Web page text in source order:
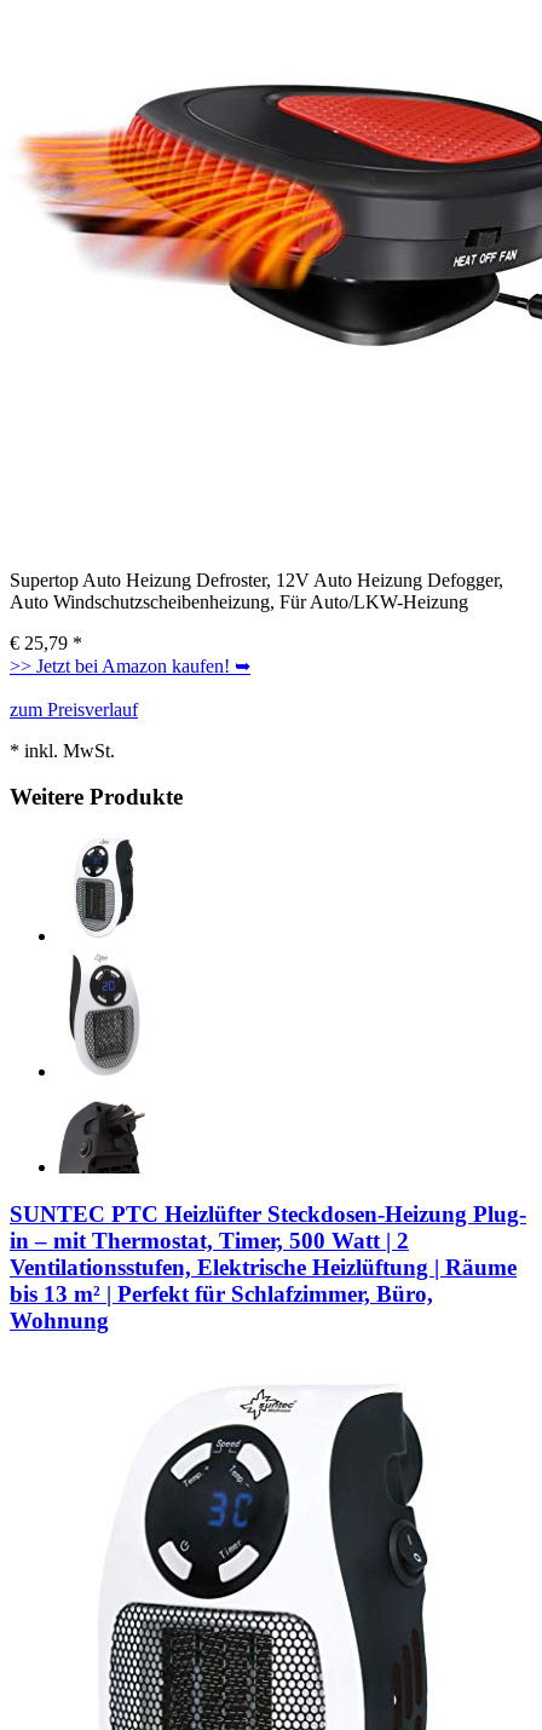
Supertop Auto Heizung Defroster, 12V Auto Heizung Defogger,
Auto Windschutzscheibenheizung, Für Auto/LKW-Heizung
€ 25,79 *
>> Jetzt bei Amazon kaufen! ➥
zum Preisverlauf
* inkl. MwSt.
Weitere Produkte
SUNTEC PTC Heizlüfter Steckdosen-Heizung Plug-
in – mit Thermostat, Timer, 500 Watt | 2
Ventilationsstufen, Elektrische Heizlüftung | Räume
bis 13 m² | Perfekt für Schlafzimmer, Büro,
Wohnung